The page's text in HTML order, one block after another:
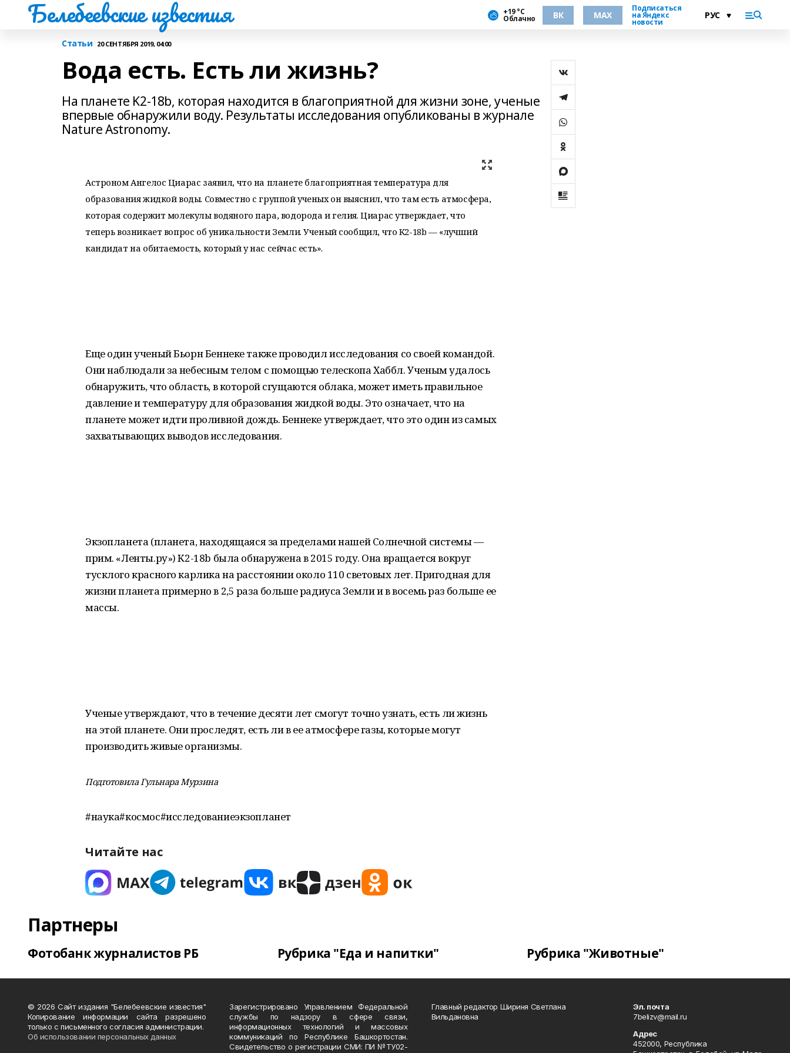
Белебеевские известия +19 °С
Облачно ВК MAX
Подписаться
на Яндекс
новости
Статьи 20 СЕНТЯБРЯ 2019, 04:00
Вода есть. Есть ли жизнь?
На планете K2-18b, которая находится в благоприятной для жизни зоне, ученые
впервые обнаружили воду. Результаты исследования опубликованы в журнале
Nature Astronomy.
Астроном Ангелос Циарас заявил, что на планете благоприятная температура для
образования жидкой воды. Совместно с группой ученых он выяснил, что там есть атмосфера,
которая содержит молекулы водяного пара, водорода и гелия. Циарас утверждает, что
теперь возникает вопрос об уникальности Земли. Ученый сообщил, что K2-18b — «лучший
кандидат на обитаемость, который у нас сейчас есть».
Еще один ученый Бьорн Беннеке также проводил исследования со своей командой.
Они наблюдали за небесным телом с помощью телескопа Хаббл. Ученым удалось
обнаружить, что область, в которой сгущаются облака, может иметь правильное
давление и температуру для образования жидкой воды. Это означает, что на
планете может идти проливной дождь. Беннеке утверждает, что это один из самых
захватывающих выводов исследования.
Экзопланета (планета, находящаяся за пределами нашей Солнечной системы —
прим. «Ленты.ру») K2-18b была обнаружена в 2015 году. Она вращается вокруг
тусклого красного карлика на расстоянии около 110 световых лет. Пригодная для
жизни планета примерно в 2,5 раза больше радиуса Земли и в восемь раз больше ее
массы.
Ученые утверждают, что в течение десяти лет смогут точно узнать, есть ли жизнь
на этой планете. Они проследят, есть ли в ее атмосфере газы, которые могут
производить живые организмы.
Подготовила Гульнара Мурзина
#наука#космос#исследованиеэкзопланет
Читайте нас
Партнеры
Фотобанк журналистов РБ Рубрика "Еда и напитки" Рубрика "Животные"
© 2026 Сайт издания "Белебеевские известия"
Копирование информации сайта разрешено
только с письменного согласия администрации.
Об использовании персональных данных
Зарегистрировано Управлением Федеральной
службы по надзору в сфере связи,
информационных технологий и массовых
коммуникаций по Республике Башкортостан.
Свидетельство о регистрации СМИ: ПИ №ТУ02-
Главный редактор Шириня Светлана
Вильдановна
Эл. почта
7belizv@mail.ru
Адрес
452000, Республика